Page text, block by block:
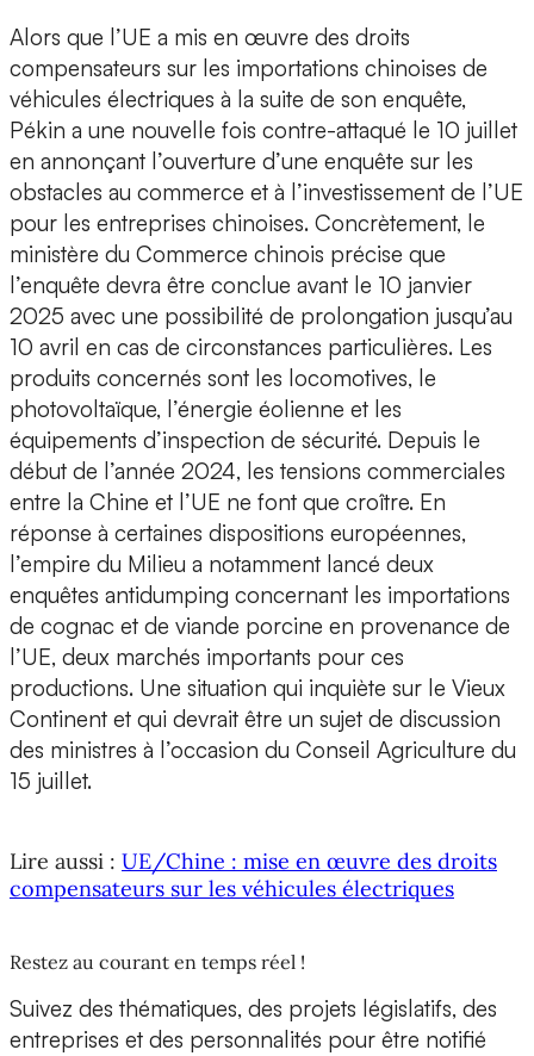
Alors que l’UE a mis en œuvre des droits
compensateurs sur les importations chinoises de
véhicules électriques à la suite de son enquête,
Pékin a une nouvelle fois contre-attaqué le 10 juillet
en annonçant l’ouverture d’une enquête sur les
obstacles au commerce et à l’investissement de l’UE
pour les entreprises chinoises. Concrètement, le
ministère du Commerce chinois précise que
l’enquête devra être conclue avant le 10 janvier
2025 avec une possibilité de prolongation jusqu’au
10 avril en cas de circonstances particulières. Les
produits concernés sont les locomotives, le
photovoltaïque, l’énergie éolienne et les
équipements d’inspection de sécurité. Depuis le
début de l’année 2024, les tensions commerciales
entre la Chine et l’UE ne font que croître. En
réponse à certaines dispositions européennes,
l’empire du Milieu a notamment lancé deux
enquêtes antidumping concernant les importations
de cognac et de viande porcine en provenance de
l’UE, deux marchés importants pour ces
productions. Une situation qui inquiète sur le Vieux
Continent et qui devrait être un sujet de discussion
des ministres à l’occasion du Conseil Agriculture du
15 juillet.
Lire aussi : UE/Chine : mise en œuvre des droits
compensateurs sur les véhicules électriques
Restez au courant en temps réel !
Suivez des thématiques, des projets législatifs, des
entreprises et des personnalités pour être notifié